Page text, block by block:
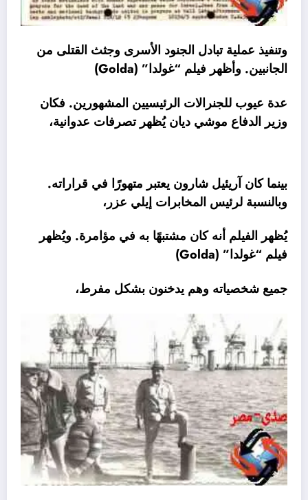
وتنفيذ عملية تبادل الجنود الأسرى وجثث القتلى من
الجانبين. وأظهر فيلم “غولدا” (Golda)
عدة عيوب للجنرالات الرئيسيين المشهورين. فكان
وزير الدفاع موشي ديان يُظهر تصرفات عدوانية،
بينما كان آريئيل شارون يعتبر متهورًا في قراراته.
وبالنسبة لرئيس المخابرات إيلي عزر،
يُظهر الفيلم أنه كان مشتبهًا به في مؤامرة. ويُظهر
فيلم “غولدا” (Golda)
جميع شخصياته وهم يدخنون بشكل مفرط،